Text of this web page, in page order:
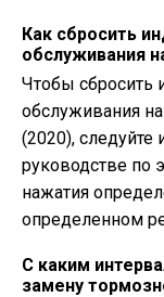
Как сбросить
обслуживания
Чтобы сбросить
обслуживания
(2020),
руководстве по
нажатия
определенном
С каким
замену